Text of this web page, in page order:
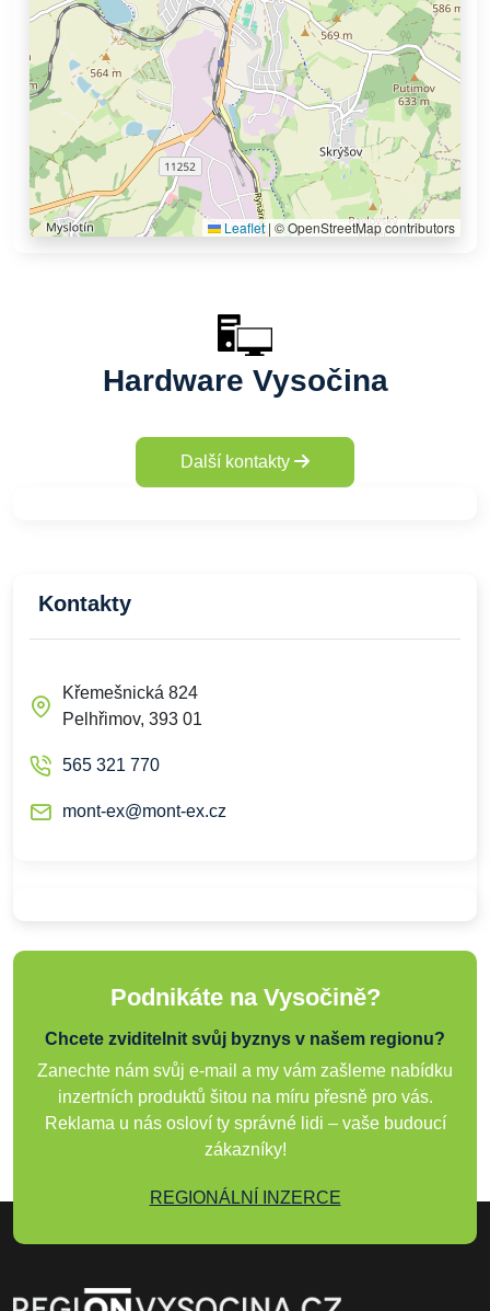
Leaflet | © OpenStreetMap contributors
Hardware Vysočina
Další kontakty
Kontakty
Křemešnická 824
Pelhřimov, 393 01
565 321 770
mont-ex@mont-ex.cz
Podnikáte na Vysočině?
Chcete zviditelnit svůj byznys v našem regionu?
Zanechte nám svůj e-mail a my vám zašleme nabídku
inzertních produktů šitou na míru přesně pro vás.
Reklama u nás osloví ty správné lidi – vaše budoucí
zákazníky!
REGIONÁLNÍ INZERCE